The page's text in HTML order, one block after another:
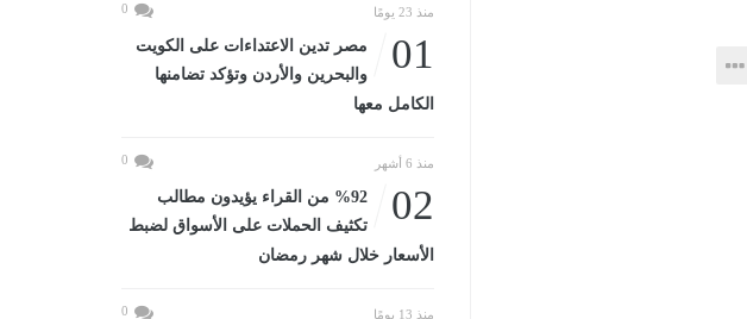
منذ 23 يومًا 0
01
مصر تدين الاعتداءات على الكويت
والبحرين والأردن وتؤكد تضامنها
الكامل معها
منذ 6 أشهر 0
02
%92 من القراء يؤيدون مطالب
تكثيف الحملات على الأسواق لضبط
الأسعار خلال شهر رمضان
منذ 13 يومًا 0